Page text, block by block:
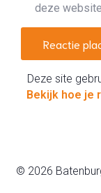
deze website.
Deze site
Bekijk hoe je
© 2026